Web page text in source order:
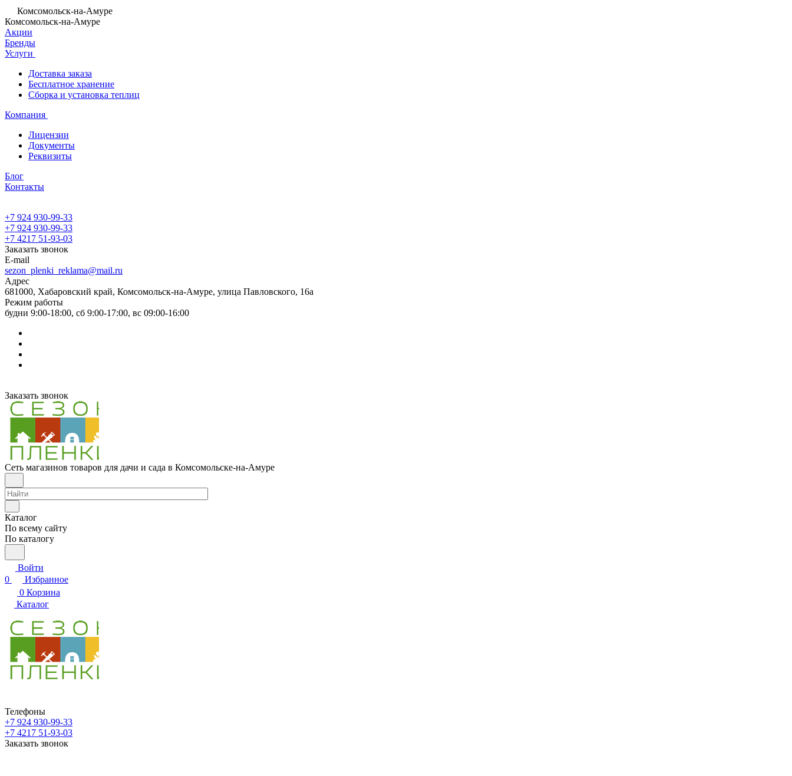
Комсомольск-на-Амуре
Комсомольск-на-Амуре
Акции
Бренды
Услуги
Доставка заказа
Бесплатное хранение
Сборка и установка теплиц
Компания
Лицензии
Документы
Реквизиты
Блог
Контакты
+7 924 930-99-33
+7 924 930-99-33
+7 4217 51-93-03
Заказать звонок
E-mail
sezon_plenki_reklama@mail.ru
Адрес
681000, Хабаровский край, Комсомольск-на-Амуре, улица Павловского, 16а
Режим работы
будни 9:00-18:00, сб 9:00-17:00, вс 09:00-16:00
Заказать звонок
Сеть магазинов товаров для дачи и сада в Комсомольске-на-Амуре
Каталог
По всему сайту
По каталогу
Войти
0
Избранное
0 Корзина
Каталог
Телефоны
+7 924 930-99-33
+7 4217 51-93-03
Заказать звонок